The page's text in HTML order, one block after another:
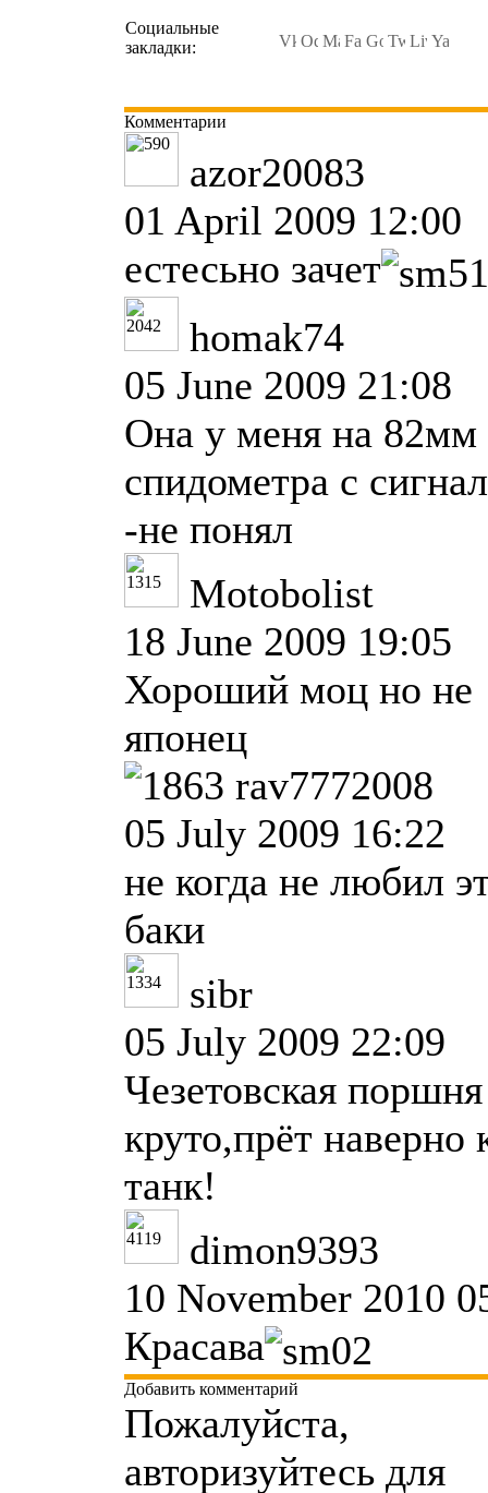
Социальные
закладки:
Комментарии
azor20083
01 April 2009 12:00
естесьно зачет
homak74
05 June 2009 21:08
Она у меня на 82мм
спидометра с
-не понял
Motobolist
18 June 2009 19:05
Хороший моц но не
японец
rav7772008
05 July 2009 16:22
не когда не любил
баки
sibr
05 July 2009 22:09
Чезетовская
круто,прёт наверно
танк!
dimon9393
10 November 2010
Красава
Добавить комментарий
Пожалуйста,
авторизуйтесь для